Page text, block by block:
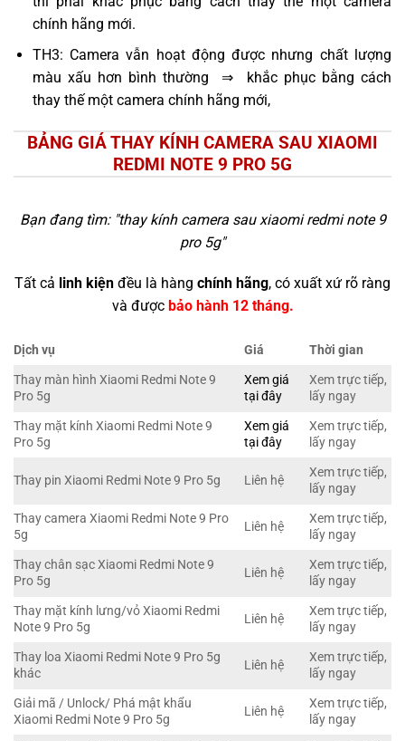
chính hãng mới.
TH3: Camera vẫn hoạt động được nhưng chất lượng
màu xấu hơn bình thường ⇒ khắc phục bằng cách
thay thế một camera chính hãng mới,
BẢNG GIÁ THAY KÍNH CAMERA SAU XIAOMI
REDMI NOTE 9 PRO 5G
Bạn đang tìm: "thay kính camera sau xiaomi redmi note 9
pro 5g"
Tất cả linh kiện đều là hàng chính hãng, có xuất xứ rõ ràng
và được bảo hành 12 tháng.
Dịch vụ Giá
Thời gian
Thay màn hình Xiaomi Redmi Note 9
Pro 5g
Xem giá
tại đây
Xem trực tiếp,
lấy ngay
Thay mặt kính Xiaomi Redmi Note 9
Pro 5g
Xem giá
tại đây
Xem trực tiếp,
lấy ngay
Thay pin Xiaomi Redmi Note 9 Pro 5g Liên hệ
Xem trực tiếp,
lấy ngay
Thay camera Xiaomi Redmi Note 9 Pro
5g
Liên hệ
Xem trực tiếp,
lấy ngay
Thay chân sạc Xiaomi Redmi Note 9
Pro 5g
Liên hệ
Xem trực tiếp,
lấy ngay
Thay mặt kính lưng/vỏ Xiaomi Redmi
Note 9 Pro 5g
Liên hệ
Xem trực tiếp,
lấy ngay
Thay loa Xiaomi Redmi Note 9 Pro 5g
khác
Liên hệ
Xem trực tiếp,
lấy ngay
Giải mã / Unlock/ Phá mật khẩu
Xiaomi Redmi Note 9 Pro 5g
Liên hệ
Xem trực tiếp,
lấy ngay